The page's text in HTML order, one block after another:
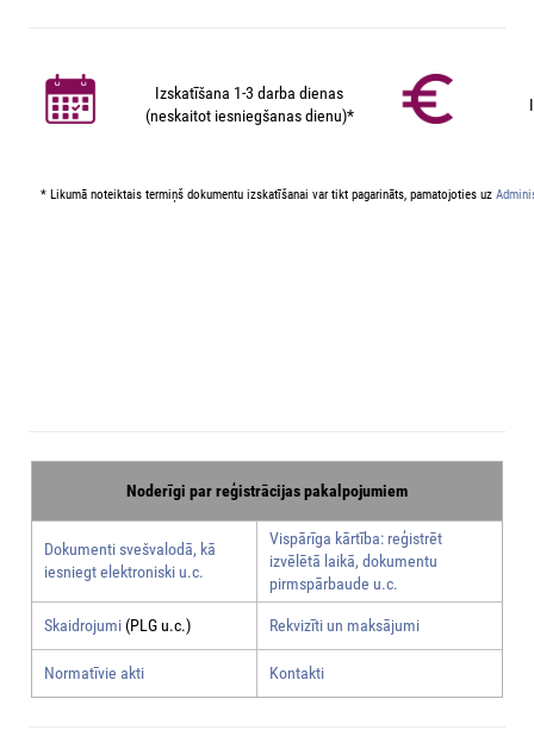
Izskatīšana 1-3 darba dienas
(neskaitot iesniegšanas dienu)*
* Likumā noteiktais termiņš dokumentu izskatīšanai var tikt pagarināts, pamatojoties uz
Noderīgi par reģistrācijas pakalpojumiem
Dokumenti svešvalodā, kā
iesniegt elektroniski u.c.
Vispārīga kārtība: reģistrēt
izvēlētā laikā, dokumentu
pirmspārbaude u.c.
Skaidrojumi(PLG u.c.) Rekvizīti un maksājumi
Normatīvie akti Kontakti